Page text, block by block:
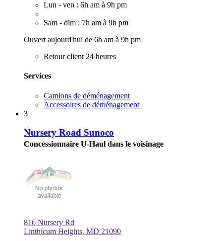
Lun - ven : 6h am à 9h pm
Sam - dim : 7h am à 9h pm
Ouvert aujourd'hui de 6h am à 9h pm
Retour client 24 heures
Services
Camions de déménagement
Accessoires de déménagement
3
Nursery Road Sunoco
Concessionnaire U-Haul dans le voisinage
816 Nursery Rd
Linthicum Heights, MD 21090